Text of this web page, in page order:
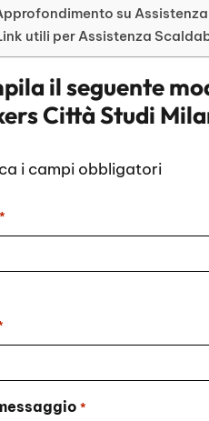
su
utili per Assistenza
il seguente
Città Studi
i campi obbligatori
*
*